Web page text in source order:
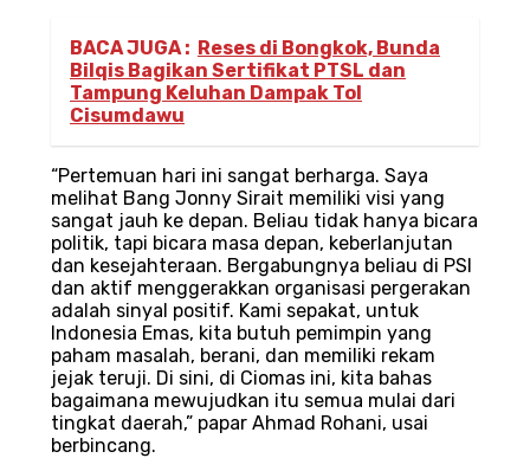
BACA JUGA : Reses di Bongkok, Bunda
Bilqis Bagikan Sertifikat PTSL dan
Tampung Keluhan Dampak Tol
Cisumdawu
“Pertemuan hari ini sangat berharga. Saya
melihat Bang Jonny Sirait memiliki visi yang
sangat jauh ke depan. Beliau tidak hanya bicara
politik, tapi bicara masa depan, keberlanjutan
dan kesejahteraan. Bergabungnya beliau di PSI
dan aktif menggerakkan organisasi pergerakan
adalah sinyal positif. Kami sepakat, untuk
Indonesia Emas, kita butuh pemimpin yang
paham masalah, berani, dan memiliki rekam
jejak teruji. Di sini, di Ciomas ini, kita bahas
bagaimana mewujudkan itu semua mulai dari
tingkat daerah,” papar Ahmad Rohani, usai
berbincang.